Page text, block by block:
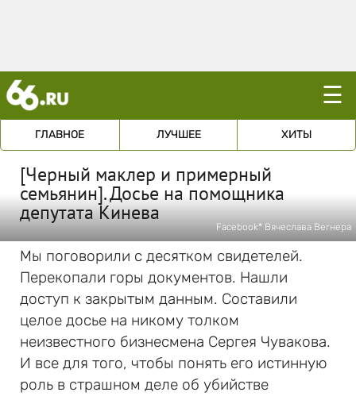
☰
ГЛАВНОЕ ЛУЧШЕЕ ХИТЫ
[Черный маклер и примерный
семьянин]. Досье на помощника
депутата Кинева
Facebook* Вячеслава Вегнера
Мы поговорили с десятком свидетелей.
Перекопали горы документов. Нашли
доступ к закрытым данным. Составили
целое досье на никому толком
неизвестного бизнесмена Сергея Чувакова.
И все для того, чтобы понять его истинную
роль в страшном деле об убийстве